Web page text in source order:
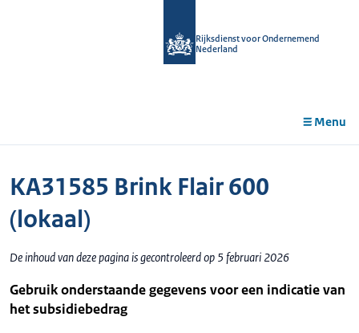
Rijksdienst voor Ondernemend
Nederland
Menu
KA31585 Brink Flair 600
(lokaal)
De inhoud van deze pagina is gecontroleerd op 5 februari 2026
Gebruik onderstaande gegevens voor een indicatie van
het subsidiebedrag